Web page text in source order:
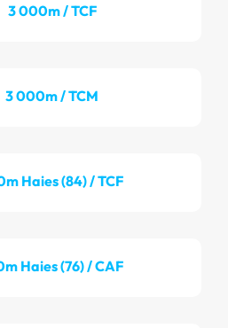
3 000m / TCF
3 000m / TCM
Haies (84) / TCF
Haies (76) / CAF